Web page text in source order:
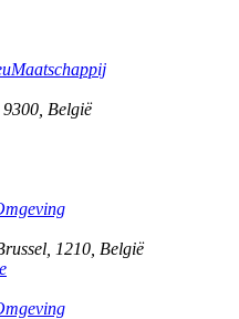
9300 België
1210 België